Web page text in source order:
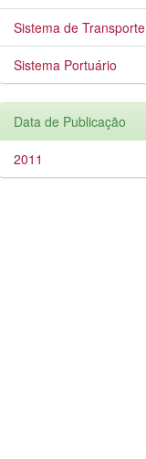
Sistema de Transporte
Sistema Portuário
Data de Publicação
2011